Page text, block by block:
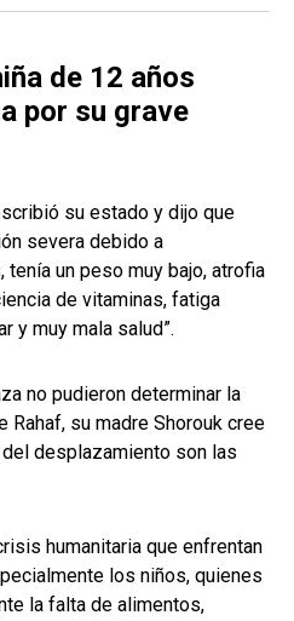
de 12 años
por su grave
su estado y dijo que
severa debido a
un peso muy bajo, atrofia
de vitaminas, fatiga
y muy mala salud”.
no pudieron determinar la
Rahaf, su madre Shorouk cree
desplazamiento son las
humanitaria que enfrentan
los niños, quienes
la falta de alimentos,